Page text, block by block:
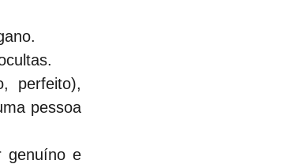
perfeito),
pessoa
genuíno e